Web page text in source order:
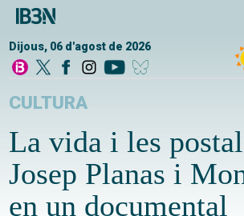
Dijous, 06 d'agost de 2026
CULTURA
La vida i les
Josep Planas i
en un documental